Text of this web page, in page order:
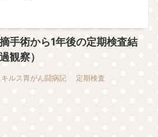
手術から1年後の定期検査結
観察）
キルス胃がん闘病記 定期検査